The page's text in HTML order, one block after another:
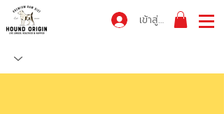
เข้าสู่ระบบ